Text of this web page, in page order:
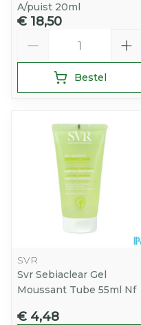
A/puist 20ml
€ 18,50
Bestel
SVR
Svr Sebiaclear Gel
Moussant Tube 55ml Nf
€ 4,48